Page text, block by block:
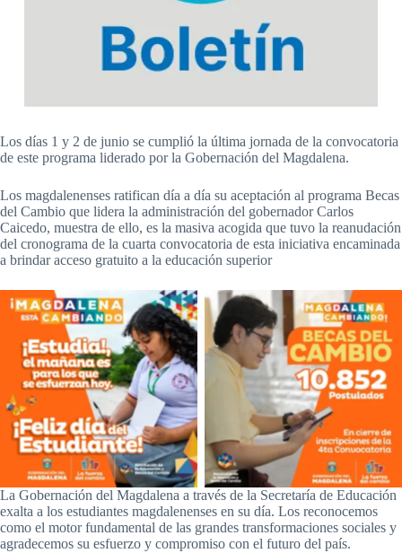
Los días 1 y 2 de junio se cumplió la última jornada de la convocatoria
de este programa liderado por la Gobernación del Magdalena.
Los magdalenenses ratifican día a día su aceptación al programa Becas
del Cambio que lidera la administración del gobernador Carlos
Caicedo, muestra de ello, es la masiva acogida que tuvo la reanudación
del cronograma de la cuarta convocatoria de esta iniciativa encaminada
a brindar acceso gratuito a la educación superior
Sin leyenda Sin leyenda
La Gobernación del Magdalena a través de la Secretaría de Educación
exalta a los estudiantes magdalenenses en su día. Los reconocemos
como el motor fundamental de las grandes transformaciones sociales y
agradecemos su esfuerzo y compromiso con el futuro del país.